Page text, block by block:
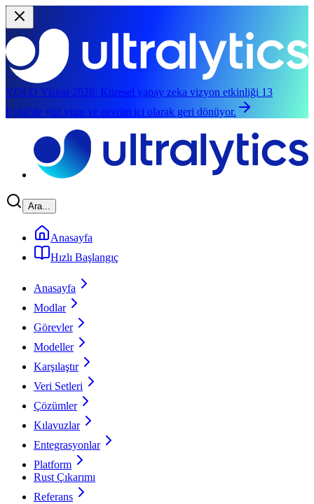
YOLO Vision 2026: Küresel yapay zeka vizyon etkinliği 13
Eylül'de yüz yüze ve çevrim içi olarak geri dönüyor.
Ara...
Anasayfa
Hızlı Başlangıç
Anasayfa
Modlar
Görevler
Modeller
Karşılaştır
Veri Setleri
Çözümler
Kılavuzlar
Entegrasyonlar
Platform
Rust Çıkarımı
Referans